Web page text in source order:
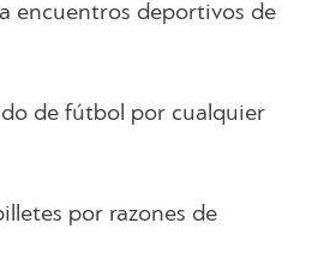
encuentros deportivos de
de fútbol por cualquier
por razones de